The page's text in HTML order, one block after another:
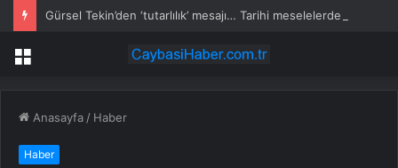
Menü
Anasayfa / Haber
Haber